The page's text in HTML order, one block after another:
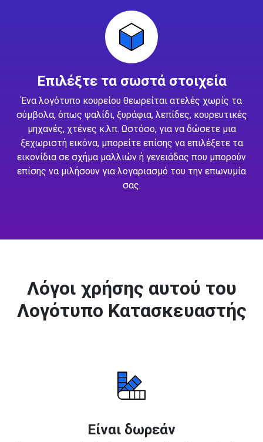
Επιλέξτε τα σωστά στοιχεία
Ένα λογότυπο κουρείου θεωρείται ατελές χωρίς τα
σύμβολα, όπως ψαλίδι, ξυράφια, λεπίδες, κουρευτικές
μηχανές, χτένες κ.λπ. Ωστόσο, για να δώσετε μια
ξεχωριστή εικόνα, μπορείτε επίσης να επιλέξετε τα
εικονίδια σε σχήμα μαλλιών ή γενειάδας που μπορούν
επίσης να μιλήσουν για λογαριασμό του την επωνυμία
σας.
Λόγοι χρήσης αυτού του
Λογότυπο Κατασκευαστής
Είναι δωρεάν